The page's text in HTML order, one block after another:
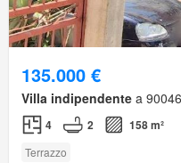
135.000 €
Villa indipendente a
4 2 158 m²
Terrazzo